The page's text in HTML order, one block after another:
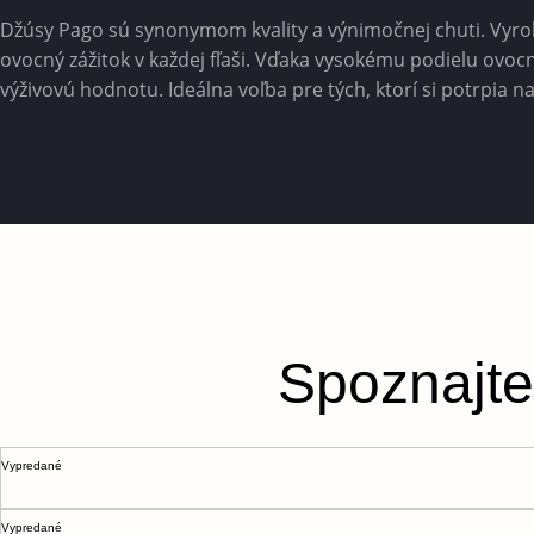
Džúsy Pago sú synonymom kvality a výnimočnej chuti.
ovocný zážitok v každej fľaši. Vďaka vysokému podielu
výživovú hodnotu. Ideálna voľba pre tých, ktorí si potrpia
Vypredané
Vypredané